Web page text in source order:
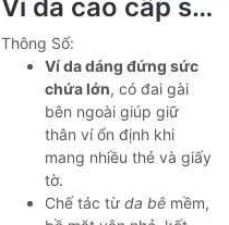
Ví da cao cấp sang trọng tiện lợi khâu tay thủ công Lano VDNTK030
Thông Số:
Ví da dáng đứng sức
chứa lớn, có đai gài
bên ngoài giúp giữ
thân ví ổn định khi
mang nhiều thẻ và giấy
tờ.
Chế tác từ da bê mềm,